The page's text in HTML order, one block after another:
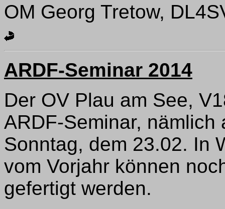
OM Georg Tretow,
ARDF-Seminar 2014
Der OV Plau am See,
ARDF-Seminar,
Sonntag, dem 23.02. In
vom Vorjahr können
gefertigt werden.